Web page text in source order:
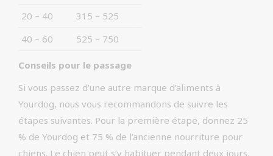
20 – 40
315 – 525
40 – 60
525 – 750
Conseils pour le passage
Si vous passez d’une autre marque d’aliments à
Yourdog, nous vous recommandons de suivre les
étapes suivantes. Pour la première étape, donnez 25
% de Yourdog et 75 % de l’ancienne nourriture pour
chiens. Le chien peut s’y habituer pendant deux jours.